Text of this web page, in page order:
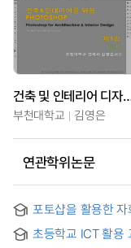
건축 및 인테리어 디
부천대학교 김영은
연관학위논문
포토샵을 활용한
portrait using
초등학교 ICT 활용